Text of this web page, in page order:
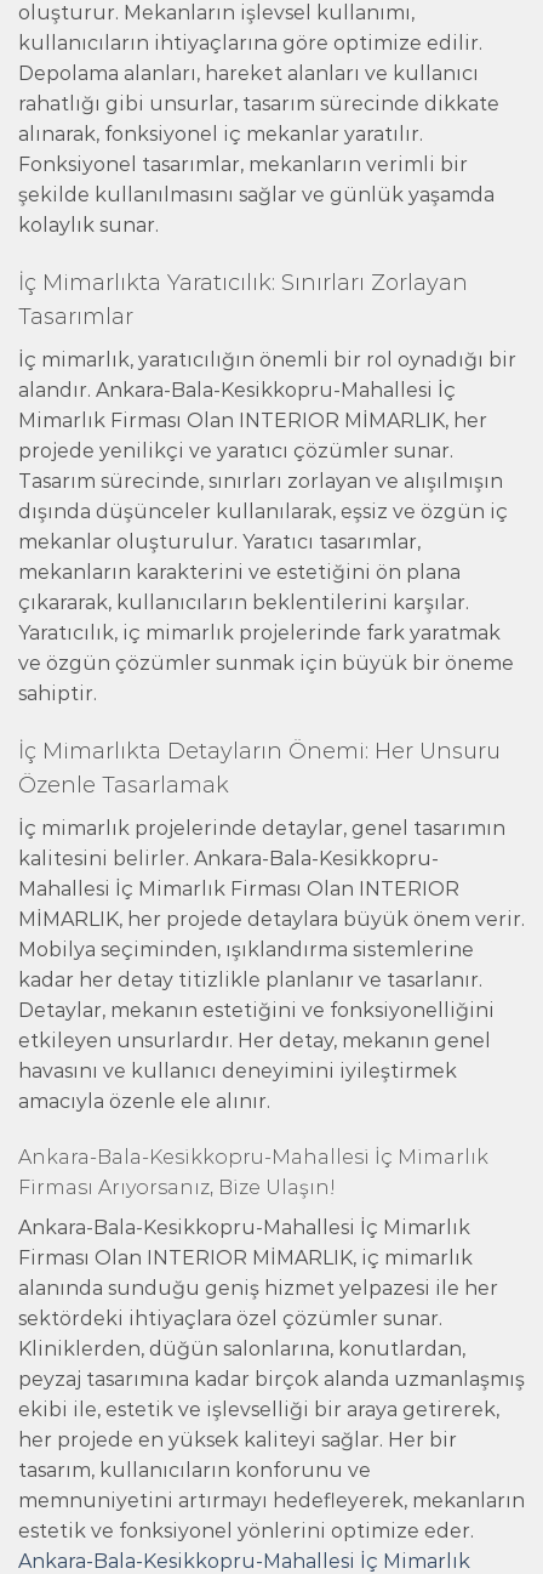
oluşturur. Mekanların işlevsel kullanımı,
kullanıcıların ihtiyaçlarına göre optimize edilir.
Depolama alanları, hareket alanları ve kullanıcı
rahatlığı gibi unsurlar, tasarım sürecinde dikkate
alınarak, fonksiyonel iç mekanlar yaratılır.
Fonksiyonel tasarımlar, mekanların verimli bir
şekilde kullanılmasını sağlar ve günlük yaşamda
kolaylık sunar.
İç Mimarlıkta Yaratıcılık: Sınırları Zorlayan
Tasarımlar
İç mimarlık, yaratıcılığın önemli bir rol oynadığı bir
alandır. Ankara-Bala-Kesikkopru-Mahallesi İç
Mimarlık Firması Olan INTERIOR MİMARLIK, her
projede yenilikçi ve yaratıcı çözümler sunar.
Tasarım sürecinde, sınırları zorlayan ve alışılmışın
dışında düşünceler kullanılarak, eşsiz ve özgün iç
mekanlar oluşturulur. Yaratıcı tasarımlar,
mekanların karakterini ve estetiğini ön plana
çıkararak, kullanıcıların beklentilerini karşılar.
Yaratıcılık, iç mimarlık projelerinde fark yaratmak
ve özgün çözümler sunmak için büyük bir öneme
sahiptir.
İç Mimarlıkta Detayların Önemi: Her Unsuru
Özenle Tasarlamak
İç mimarlık projelerinde detaylar, genel tasarımın
kalitesini belirler. Ankara-Bala-Kesikkopru-
Mahallesi İç Mimarlık Firması Olan INTERIOR
MİMARLIK, her projede detaylara büyük önem verir.
Mobilya seçiminden, ışıklandırma sistemlerine
kadar her detay titizlikle planlanır ve tasarlanır.
Detaylar, mekanın estetiğini ve fonksiyonelliğini
etkileyen unsurlardır. Her detay, mekanın genel
havasını ve kullanıcı deneyimini iyileştirmek
amacıyla özenle ele alınır.
Ankara-Bala-Kesikkopru-Mahallesi İç Mimarlık
Firması Arıyorsanız, Bize Ulaşın!
Ankara-Bala-Kesikkopru-Mahallesi İç Mimarlık
Firması Olan INTERIOR MİMARLIK, iç mimarlık
alanında sunduğu geniş hizmet yelpazesi ile her
sektördeki ihtiyaçlara özel çözümler sunar.
Kliniklerden, düğün salonlarına, konutlardan,
peyzaj tasarımına kadar birçok alanda uzmanlaşmış
ekibi ile, estetik ve işlevselliği bir araya getirerek,
her projede en yüksek kaliteyi sağlar. Her bir
tasarım, kullanıcıların konforunu ve
memnuniyetini artırmayı hedefleyerek, mekanların
estetik ve fonksiyonel yönlerini optimize eder.
Ankara-Bala-Kesikkopru-Mahallesi İç Mimarlık